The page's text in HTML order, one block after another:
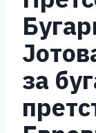
за